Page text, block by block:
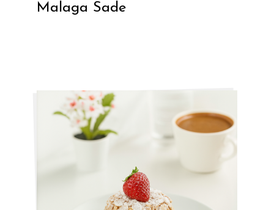
Malaga Sade